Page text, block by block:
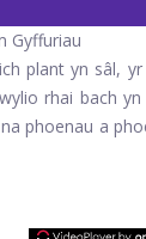
Gyffuriau
plant yn sâl,
rhai bach
phoenau a